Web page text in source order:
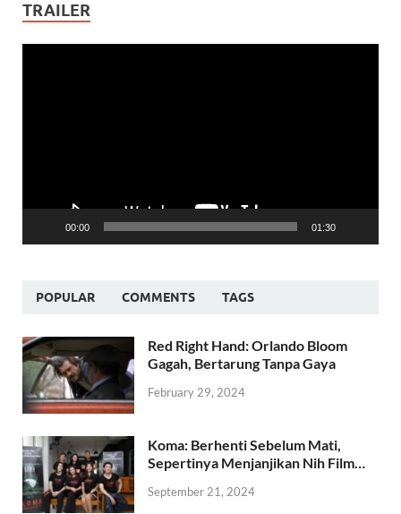
TRAILER
00:00 01:30
POPULAR COMMENTS TAGS
Red Right Hand: Orlando Bloom
Gagah, Bertarung Tanpa Gaya
February 29, 2024
Koma: Berhenti Sebelum Mati,
Sepertinya Menjanjikan Nih Film…
September 21, 2024